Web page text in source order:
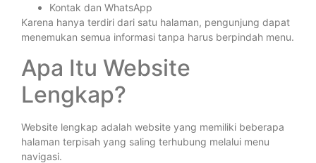
Kontak dan WhatsApp
Karena hanya terdiri dari satu halaman, pengunjung dapat
menemukan semua informasi tanpa harus berpindah menu.
Apa Itu Website
Lengkap?
Website lengkap adalah website yang memiliki beberapa
halaman terpisah yang saling terhubung melalui menu
navigasi.